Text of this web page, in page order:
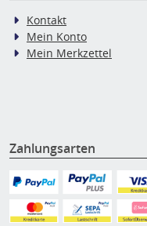
Kontakt
Mein Konto
Mein Merkzettel
Zahlungsarten